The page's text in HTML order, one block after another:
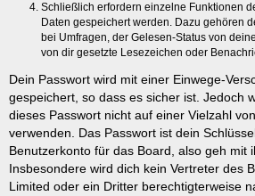
Schließlich erfordern einzelne Funktionen
Daten gespeichert werden. Dazu gehören
bei Umfragen, der Gelesen-Status von
von dir gesetzte Lesezeichen oder
Dein Passwort wird mit einer Einwege-
gespeichert, so dass es sicher ist. Jedoch
dieses Passwort nicht auf einer Vielzahl
verwenden. Das Passwort ist dein
Benutzerkonto für das Board, also geh mit
Insbesondere wird dich kein Vertreter des
Limited oder ein Dritter berechtigterweise